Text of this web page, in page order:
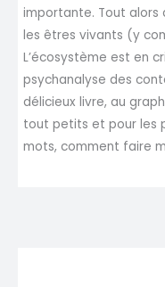
importante. Tout
les êtres vivants (y
L’écosystème est en
psychanalyse des
délicieux livre, au
tout petits et pour les
mots, comment faire